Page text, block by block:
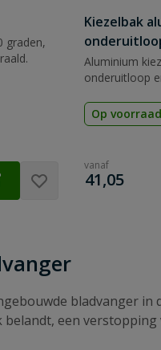
graden,
Kiezelbak
Aluminium
onderuitloop
Op voorraad
vanaf
€
41,05
bladvanger
een